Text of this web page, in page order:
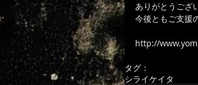
ありがとうござ
今後ともご支援
http://
タグ：
シライケイタ